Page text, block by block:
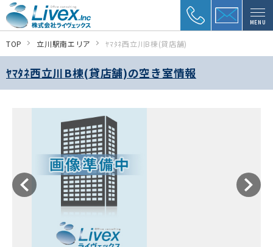
MENU
TOP 立川駅南エリア ﾔﾏﾀﾈ西立川B棟(貸店舗)
ﾔﾏﾀﾈ西立川B棟(貸店舗)の空き室情報